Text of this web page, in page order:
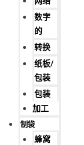
数字
的
转换
纸板/
包装
包装
加工
制袋
蜂窝